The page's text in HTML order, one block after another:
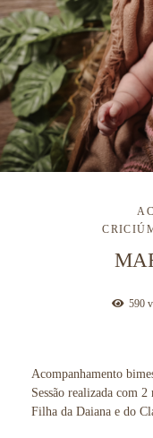
590
Acompanhamento
Sessão realizada com 2
Filha da Daiana e do